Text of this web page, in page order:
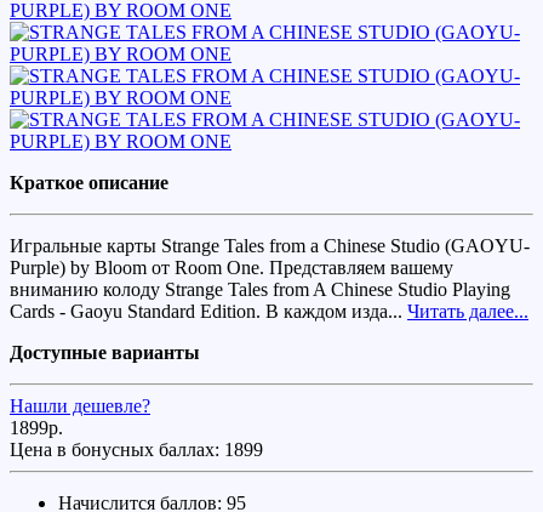
Краткое описание
Игральные карты Strange Tales from a Chinese Studio (GAOYU-
Purple) by Bloom от Room One. Представляем вашему
вниманию колоду Strange Tales from A Chinese Studio Playing
Cards - Gaoyu Standard Edition. В каждом изда... Читать далее...
Доступные варианты
Нашли дешевле?
1899р.
Цена в бонусных баллах: 1899
Начислится баллов: 95